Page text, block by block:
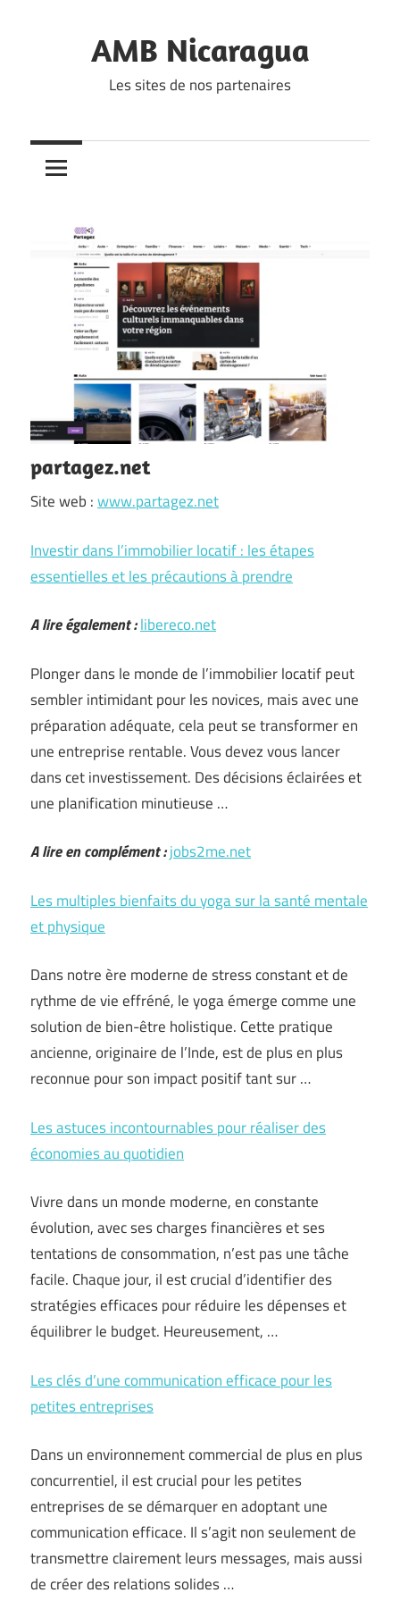
AMB Nicaragua
Les sites de nos partenaires
partagez.net
Site web :www.partagez.net
Investir dans l’immobilier locatif : les étapes
essentielles et les précautions à prendre
A lire également :libereco.net
Plonger dans le monde de l’immobilier locatif peut
sembler intimidant pour les novices, mais avec une
préparation adéquate, cela peut se transformer en
une entreprise rentable. Vous devez vous lancer
dans cet investissement. Des décisions éclairées et
une planification minutieuse …
A lire en complément :jobs2me.net
Les multiples bienfaits du yoga sur la santé mentale
et physique
Dans notre ère moderne de stress constant et de
rythme de vie effréné, le yoga émerge comme une
solution de bien-être holistique. Cette pratique
ancienne, originaire de l’Inde, est de plus en plus
reconnue pour son impact positif tant sur …
Les astuces incontournables pour réaliser des
économies au quotidien
Vivre dans un monde moderne, en constante
évolution, avec ses charges financières et ses
tentations de consommation, n’est pas une tâche
facile. Chaque jour, il est crucial d’identifier des
stratégies efficaces pour réduire les dépenses et
équilibrer le budget. Heureusement, …
Les clés d’une communication efficace pour les
petites entreprises
Dans un environnement commercial de plus en plus
concurrentiel, il est crucial pour les petites
entreprises de se démarquer en adoptant une
communication efficace. Il s’agit non seulement de
transmettre clairement leurs messages, mais aussi
de créer des relations solides …